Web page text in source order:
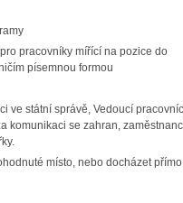
pracovníky mířící na pozice do
písemnou formou
ve státní správě, Vedoucí
komunikaci se zahran,
místo, nebo docházet přímo